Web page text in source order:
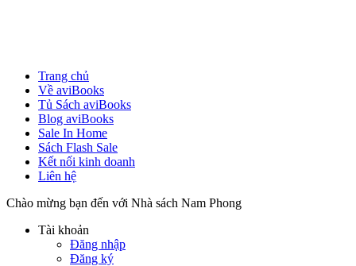
Trang chủ
Về aviBooks
Tủ Sách aviBooks
Blog aviBooks
Sale In Home
Sách Flash Sale
Kết nối kinh doanh
Liên hệ
Chào mừng bạn đến với Nhà sách Nam Phong
Tài khoản
Đăng nhập
Đăng ký